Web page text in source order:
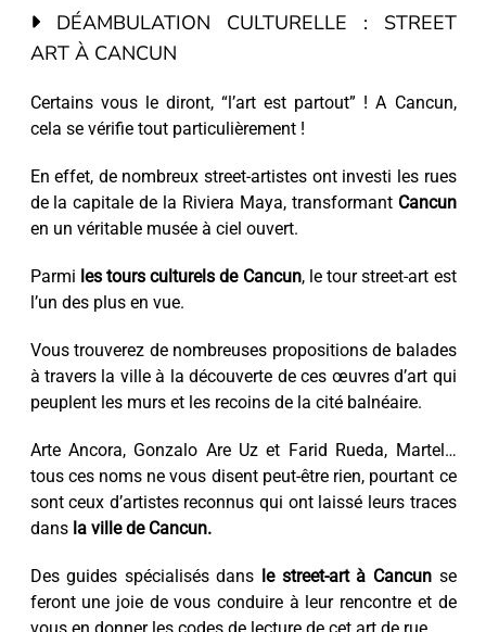
DÉAMBULATION CULTURELLE : STREET
ART À CANCUN
Certains vous le diront, “l’art est partout” ! A Cancun,
cela se vérifie tout particulièrement !
En effet, de nombreux street-artistes ont investi les rues
de la capitale de la Riviera Maya, transformant Cancun
en un véritable musée à ciel ouvert.
Parmi les tours culturels de Cancun, le tour street-art est
l’un des plus en vue.
Vous trouverez de nombreuses propositions de balades
à travers la ville à la découverte de ces œuvres d’art qui
peuplent les murs et les recoins de la cité balnéaire.
Arte Ancora, Gonzalo Are Uz et Farid Rueda, Martel…
tous ces noms ne vous disent peut-être rien, pourtant ce
sont ceux d’artistes reconnus qui ont laissé leurs traces
dans la ville de Cancun.
Des guides spécialisés dans le street-art à Cancunse
feront une joie de vous conduire à leur rencontre et de
vous en donner les codes de lecture de cet art de rue.